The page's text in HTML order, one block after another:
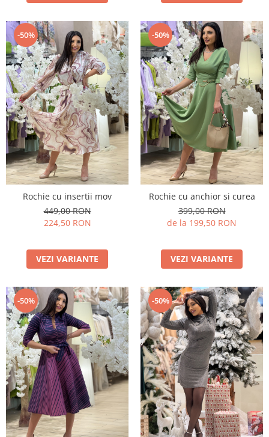
-50%
Rochie cu insertii mov
449,00 RON
224,50 RON
VEZI VARIANTE
-50%
Rochie cu anchior si curea
399,00 RON
de la 199,50 RON
VEZI VARIANTE
-50% -50%